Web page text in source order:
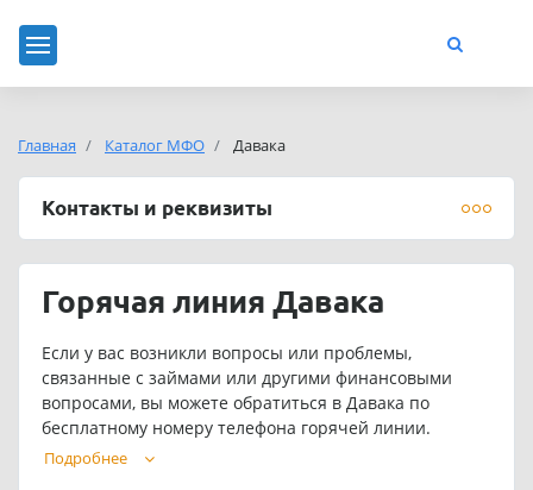
Главная Каталог МФО Давака
Контакты и реквизиты
Горячая линия Давака
Если у вас возникли вопросы или проблемы,
связанные с займами или другими финансовыми
вопросами, вы можете обратиться в Давака по
бесплатному номеру телефона горячей линии.
Операторы смогут помочь вам с задолженностью,
Подробнее